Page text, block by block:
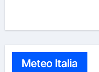
Meteo Italia